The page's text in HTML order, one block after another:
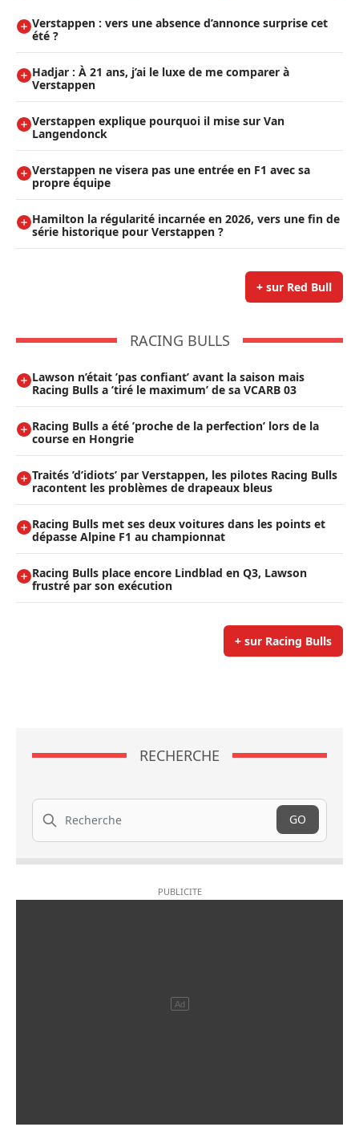
Verstappen : vers une absence d’annonce surprise cet
été ?
Hadjar : À 21 ans, j’ai le luxe de me comparer à
Verstappen
Verstappen explique pourquoi il mise sur Van
Langendonck
Verstappen ne visera pas une entrée en F1 avec sa
propre équipe
Hamilton la régularité incarnée en 2026, vers une fin de
série historique pour Verstappen ?
+ sur Red Bull
RACING BULLS
Lawson n’était ’pas confiant’ avant la saison mais
Racing Bulls a ’tiré le maximum’ de sa VCARB 03
Racing Bulls a été ’proche de la perfection’ lors de la
course en Hongrie
Traités ’d’idiots’ par Verstappen, les pilotes Racing Bulls
racontent les problèmes de drapeaux bleus
Racing Bulls met ses deux voitures dans les points et
dépasse Alpine F1 au championnat
Racing Bulls place encore Lindblad en Q3, Lawson
frustré par son exécution
+ sur Racing Bulls
RECHERCHE
Recherche
GO